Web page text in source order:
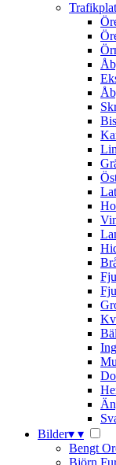
Bilder▾ ▾
Bengt
Björn